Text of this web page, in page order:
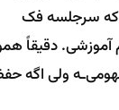
که سرجلسه فک
آموزشی. دقیقاً
ولی اگه